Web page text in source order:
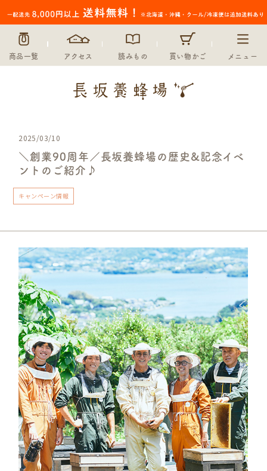
商品一覧 アクセス 読みもの 買い物かご メニュー
2025/03/10
＼創業90周年／長坂養蜂場の歴史&記念イベ
ントのご紹介♪
キャンペーン情報